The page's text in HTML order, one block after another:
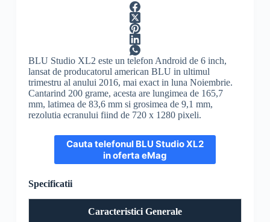
BLU Studio XL2 este un telefon Android de 6 inch,
lansat de producatorul american BLU in ultimul
trimestru al anului 2016, mai exact in luna Noiembrie.
Cantarind 200 grame, acesta are lungimea de 165,7
mm, latimea de 83,6 mm si grosimea de 9,1 mm,
rezolutia ecranului fiind de 720 x 1280 pixeli.
Cauta telefonul BLU Studio XL2
in oferta eMag
Specificatii
Caracteristici Generale